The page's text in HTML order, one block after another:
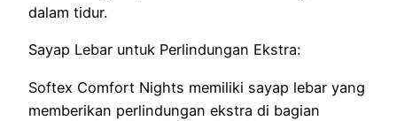
dalam tidur.
Sayap Lebar untuk Perlindungan Ekstra:
Softex Comfort Nights memiliki sayap lebar yang
memberikan perlindungan ekstra di bagian